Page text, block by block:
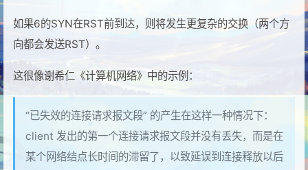
如果6的SYN在RST前到达，则将发生更复杂的交换（两个方
向都会发送RST）。
这很像谢希仁《计算机网络》中的示例：
“已失效的连接请求报文段” 的产生在这样一种情况下：
client 发出的第一个连接请求报文段并没有丢失，而是在
某个网络结点长时间的滞留了，以致延误到连接释放以后